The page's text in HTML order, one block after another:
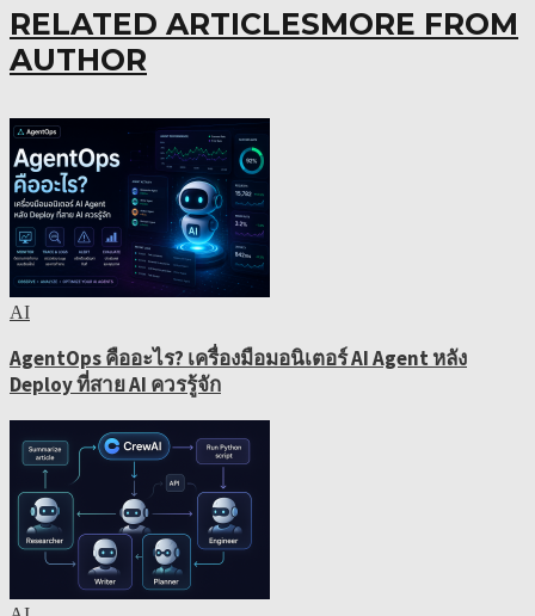
RELATED ARTICLESMORE FROM
AUTHOR
AI
AgentOps คืออะไร? เครื่องมือมอนิเตอร์ AI Agent หลัง
Deploy ที่สาย AI ควรรู้จัก